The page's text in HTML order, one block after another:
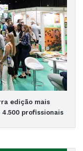
edição mais
profissionais